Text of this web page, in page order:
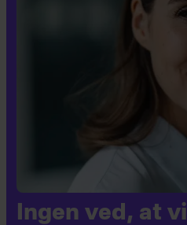
Ingen ved, at